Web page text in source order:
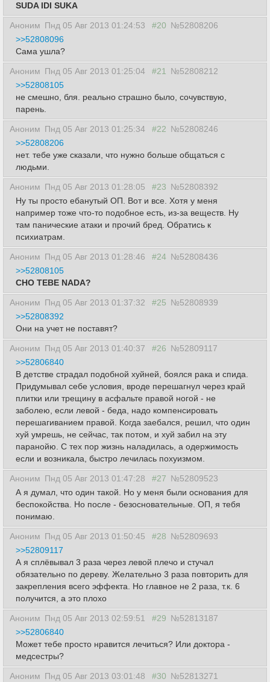
SUDA IDI SUKA
Аноним Пнд 05 Авг 2013 01:24:53 #20 №52808206
>>52808096
Сама ушла?
Аноним Пнд 05 Авг 2013 01:25:04 #21
№52808212
>>52808105
не смешно, бля. реально страшно было, сочувствую,
парень.
Аноним Пнд 05 Авг 2013 01:25:34 #22 №52808246
>>52808206
нет. тебе уже сказали, что нужно больше общаться с
людьми.
Аноним Пнд 05 Авг 2013 01:28:05 #23 №52808392
Ну ты просто ебанутый ОП. Вот и все. Хотя у меня
например тоже что-то подобное есть, из-за веществ. Ну
там панические атаки и прочий бред. Обратись к
психиатрам.
Аноним Пнд 05 Авг 2013 01:28:46 #24 №52808436
>>52808105
CHO TEBE NADA?
Аноним Пнд 05 Авг 2013 01:37:32 #25 №52808939
>>52808392
Они на учет не поставят?
Аноним Пнд 05 Авг 2013 01:40:37 #26 №52809117
>>52806840
В детстве страдал подобной хуйней, боялся рака и спида.
Придумывал себе условия, вроде перешагнул через край
плитки или трещину в асфальте правой ногой - не
заболею, если левой - беда, надо компенсировать
перешагиванием правой. Когда заебался, решил, что один
хуй умрешь, не сейчас, так потом, и хуй забил на эту
паранойю. С тех пор жизнь наладилась, а одержимость
если и возникала, быстро лечилась похуизмом.
Аноним Пнд 05 Авг 2013 01:47:28 #27 №52809523
А я думал, что один такой. Но у меня были основания для
беспокойства. Но после - безосновательные. ОП, я тебя
понимаю.
Аноним Пнд 05 Авг 2013 01:50:45 #28 №52809693
>>52809117
А я сплёвывал 3 раза через левой плечо и стучал
обязательно по дереву. Желательно 3 раза повторить для
закрепления всего эффекта. Но главное не 2 раза, т.к. 6
получится, а это плохо
Аноним Пнд 05 Авг 2013 02:59:51 #29 №52813187
>>52806840
Может тебе просто нравится лечиться? Или доктора -
медсестры?
Аноним Пнд 05 Авг 2013 03:01:48 #30 №52813271